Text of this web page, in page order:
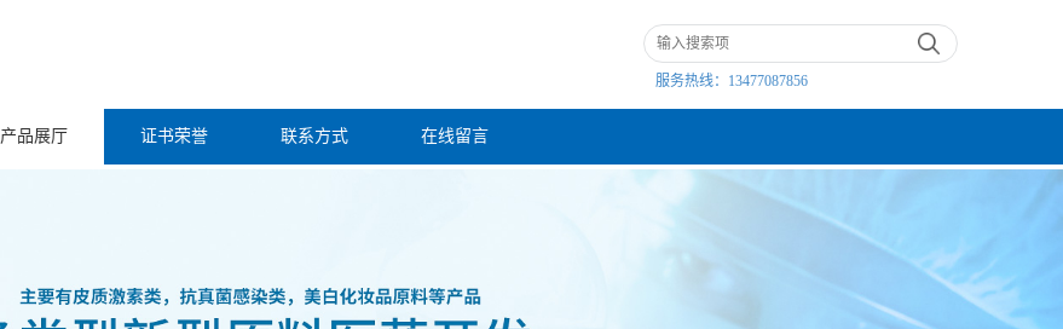
服务热线： 13477087856
产品展厅 证书荣誉 联系方式 在线留言